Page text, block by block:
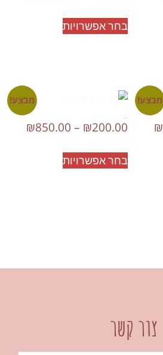
בחר אפשרויות
מבצע!
₪
מבצע!
₪200.00
–
₪850.00
בחר אפשרויות
צור קשר